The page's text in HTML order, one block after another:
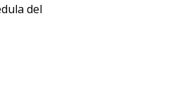
del